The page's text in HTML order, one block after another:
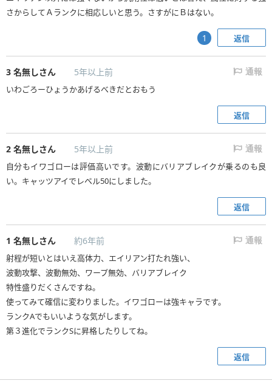
さからしてＡランクに相応しいと思う。さすがにＢはない。
返信
1
3 名無しさん 5年以上前 通報
いわごろーひょうかあげるべきだとおもう
返信
2 名無しさん 5年以上前 通報
自分もイワゴローは評価高いです。波動にバリアブレイクが乗るのも良
い。キャッツアイでレベル50にしました。
返信
1 名無しさん 約6年前 通報
射程が短いとはいえ高体力、エイリアン打たれ強い、
波動攻撃、波動無効、ワープ無効、バリアブレイク
特性盛りだくさんですね。
使ってみて確信に変わりました。イワゴローは強キャラです。
ランクAでもいいような気がします。
第３進化でランクSに昇格したりしてね。
返信